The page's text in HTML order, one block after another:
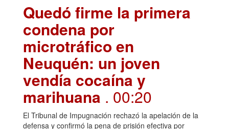
Quedó firme la primera
condena por
microtráfico en
Neuquén: un joven
vendía cocaína y
marihuana . 00:20
El Tribunal de Impugnación rechazó la apelación de la
defensa y confirmó la pena de prisión efectiva por